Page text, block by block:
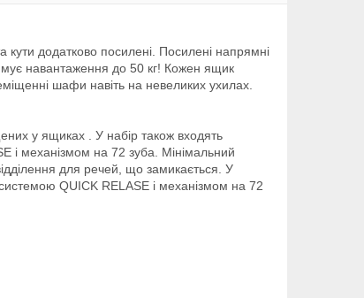
кути додатково посилені. Посилені напрямні
навантаження до 50 кг! Кожен ящик
шафи навіть на невеликих ухилах.
у ящиках . У набір також входять
і механізмом на 72 зуба. Мінімальний
для речей, що замикається. У
системою QUICK RELASE і механізмом на 72